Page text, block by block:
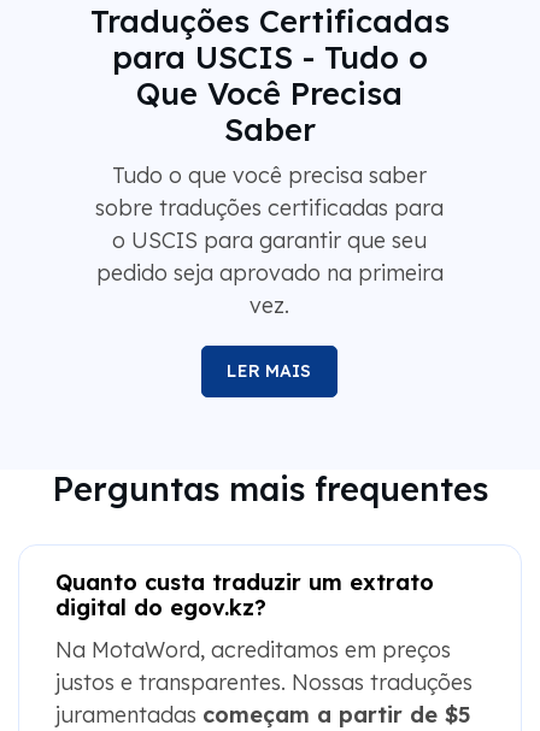
Traduções Certificadas
para USCIS - Tudo o
Que Você Precisa
Saber
Tudo o que você precisa saber
sobre traduções certificadas para
o USCIS para garantir que seu
pedido seja aprovado na primeira
vez.
LER MAIS
Perguntas mais frequentes
Quanto custa traduzir um extrato
digital do egov.kz?
Na MotaWord, acreditamos em preços
justos e transparentes. Nossas traduções
juramentadas começam a partir de $5